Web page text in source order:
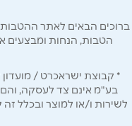
אימייל*
הטבות, הנחות ומבצעים
* קבוצת ישראכרט / מועדון
בע"מ אינם צד לעסקה, והם
לשירות ו/או למוצר ובכלל